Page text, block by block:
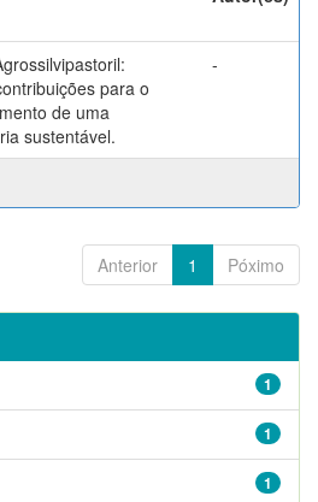
para o
de uma
sustentável.
-
Anterior 1 Póximo
1
1
1